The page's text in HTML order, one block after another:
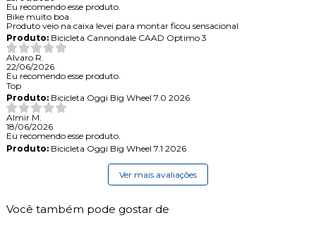
Eu recomendo esse produto.
Bike muito boa
Produto veio na caixa levei para montar ficou sensacional
Produto:Bicicleta Cannondale CAAD Optimo 3
Alvaro R.
22/06/2026
Eu recomendo esse produto.
Top
Produto:Bicicleta Oggi Big Wheel 7.0 2026
Almir M.
18/06/2026
Eu recomendo esse produto.
Produto:Bicicleta Oggi Big Wheel 7.1 2026
Ver mais avaliações
Você também pode gostar de